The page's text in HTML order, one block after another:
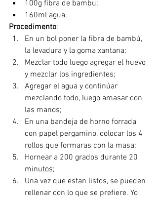
100g fibra de bambu;
160ml agua.
Procedimento:
En un bol poner la fibra de bambú,
la levadura y la goma xantana;
Mezclar todo luego agregar el huevo
y mezclar los ingredientes;
Agregar el agua y continúar
mezclando todo, luego amasar con
las manos;
En una bandeja de horno forrada
con papel pergamino, colocar los 4
rollos que formaras con la masa;
Hornear a 200 grados durante 20
minutos;
Una vez que estan listos, se pueden
rellenar con lo que se prefiere. Yo